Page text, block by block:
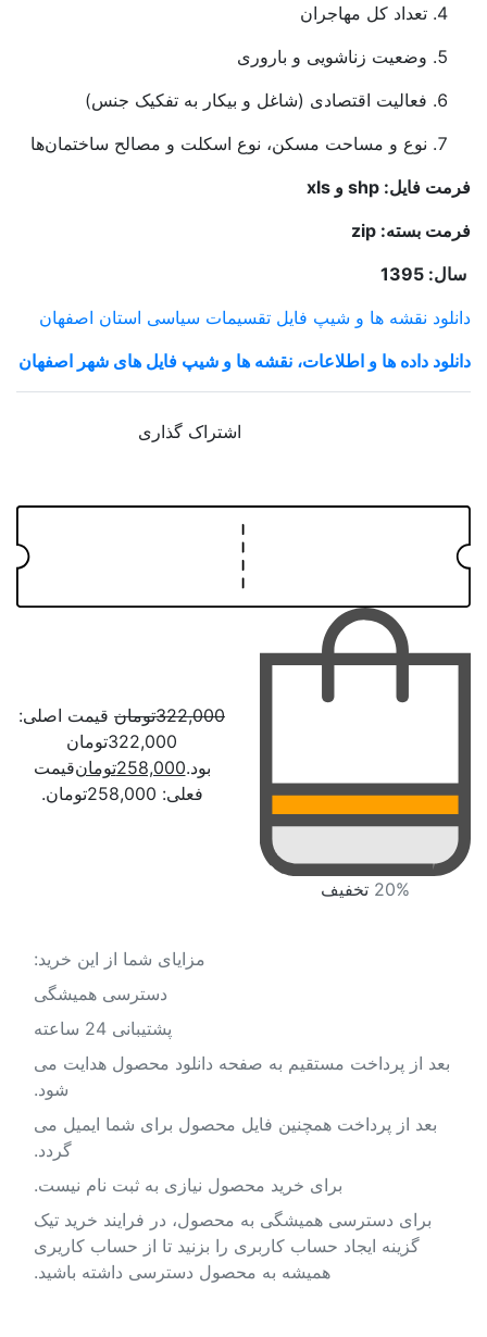
تعداد کل مهاجران
وضعیت زناشویی و باروری
فعالیت اقتصادی (شاغل و بیکار به تفکیک جنس)
نوع و مساحت مسکن، نوع اسکلت و مصالح ساختمان‌ها
فرمت فایل: shp و xls
فرمت بسته: zip
سال: 1395
دانلود نقشه ها و شیپ فایل تقسیمات سیاسی استان اصفهان
دانلود داده ها و اطلاعات، نقشه ها و شیپ فایل های شهر اصفهان
اشتراک گذاری
20% تخفیف
322,000تومان قیمت اصلی:
322,000تومان
بود.258,000تومانقیمت
فعلی: 258,000تومان.
مزایای شما از این خرید:
دسترسی همیشگی
پشتیبانی 24 ساعته
بعد از پرداخت مستقیم به صفحه دانلود محصول هدایت می
شود.
بعد از پرداخت همچنین فایل محصول برای شما ایمیل می
گردد.
برای خرید محصول نیازی به ثبت نام نیست.
برای دسترسی همیشگی به محصول، در فرایند خرید تیک
گزینه ایجاد حساب کاربری را بزنید تا از حساب کاریری
همیشه به محصول دسترسی داشته باشید.